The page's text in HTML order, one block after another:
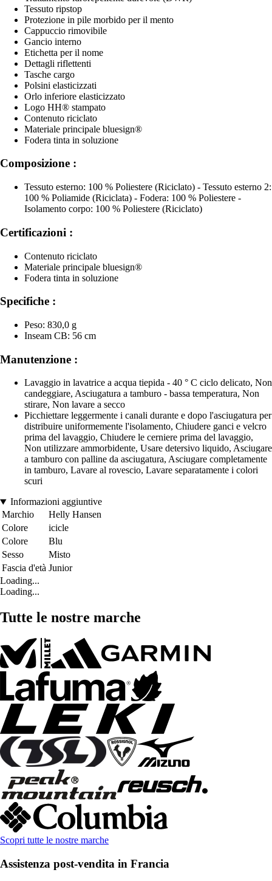
Tessuto ripstop
Protezione in pile morbido per il mento
Cappuccio rimovibile
Gancio interno
Etichetta per il nome
Dettagli riflettenti
Tasche cargo
Polsini elasticizzati
Orlo inferiore elasticizzato
Logo HH® stampato
Contenuto riciclato
Materiale principale bluesign®
Fodera tinta in soluzione
Composizione :
Tessuto esterno: 100 % Poliestere (Riciclato) - Tessuto esterno 2:
100 % Poliamide (Riciclata) - Fodera: 100 % Poliestere -
Isolamento corpo: 100 % Poliestere (Riciclato)
Certificazioni :
Contenuto riciclato
Materiale principale bluesign®
Fodera tinta in soluzione
Specifiche :
Peso: 830,0 g
Inseam CB: 56 cm
Manutenzione :
Lavaggio in lavatrice a acqua tiepida - 40 ° C ciclo delicato, Non
candeggiare, Asciugatura a tamburo - bassa temperatura, Non
stirare, Non lavare a secco
Picchiettare leggermente i canali durante e dopo l'asciugatura per
distribuire uniformemente l'isolamento, Chiudere ganci e velcro
prima del lavaggio, Chiudere le cerniere prima del lavaggio,
Non utilizzare ammorbidente, Usare detersivo liquido, Asciugare
a tamburo con palline da asciugatura, Asciugare completamente
in tamburo, Lavare al rovescio, Lavare separatamente i colori
scuri
Informazioni aggiuntive
Marchio
Helly Hansen
Colore
icicle
Colore
Blu
Sesso
Misto
Fascia d'età Junior
Loading...
Loading...
Tutte le nostre marche
Scopri tutte le nostre marche
Assistenza post-vendita in Francia